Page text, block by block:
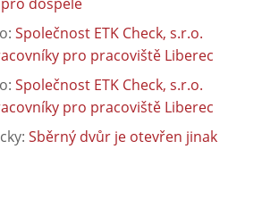
: Společnost ETK Check, s.r.o.
pro pracoviště Liberec
: Společnost ETK Check, s.r.o.
pro pracoviště Liberec
: Sběrný dvůr je otevřen jinak